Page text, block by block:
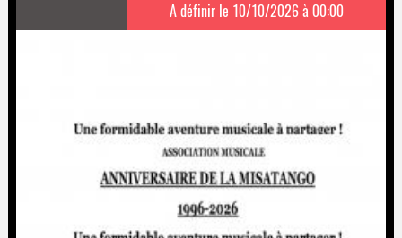
A définir le 10/10/2026 à 00:00